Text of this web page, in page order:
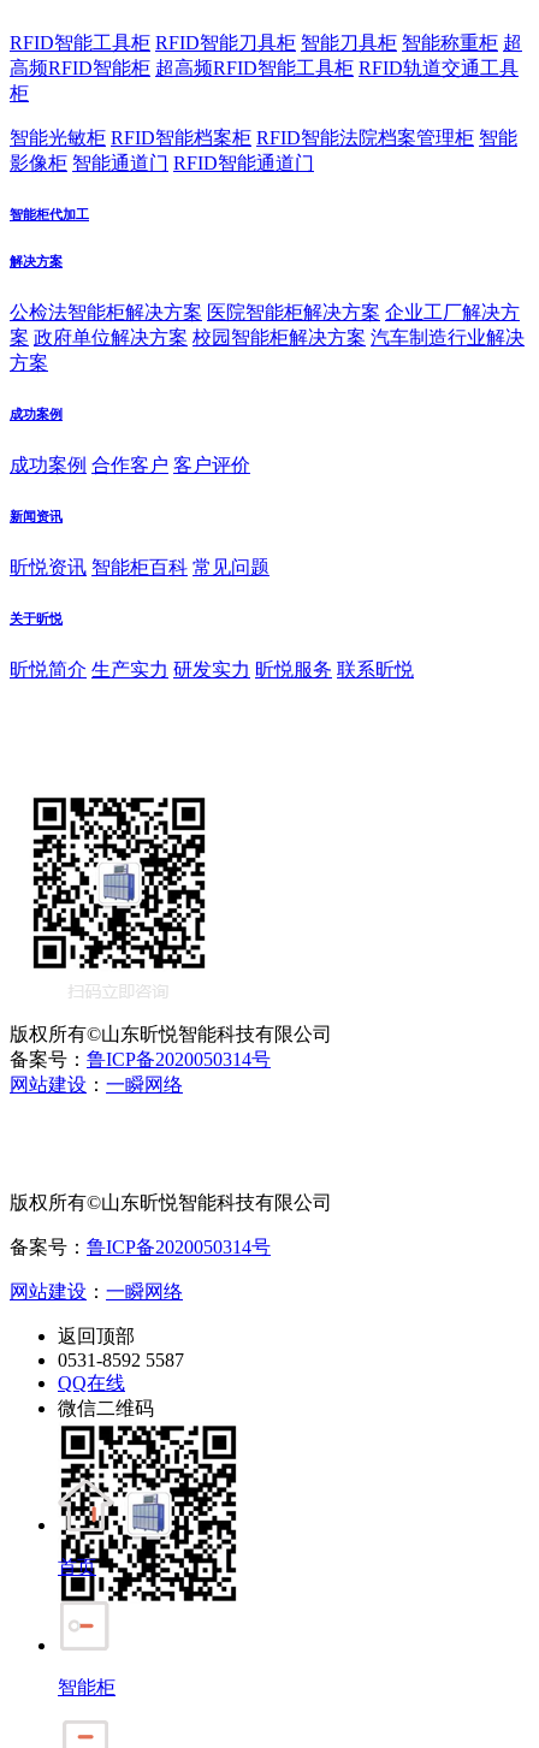
RFID智能工具柜 RFID智能刀具柜 智能刀具柜 智能称重柜 超
高频RFID智能柜 超高频RFID智能工具柜 RFID轨道交通工具
柜
智能光敏柜 RFID智能档案柜 RFID智能法院档案管理柜 智能
影像柜 智能通道门 RFID智能通道门
智能柜代加工
解决方案
公检法智能柜解决方案 医院智能柜解决方案 企业工厂解决方
案 政府单位解决方案 校园智能柜解决方案 汽车制造行业解决
方案
成功案例
成功案例 合作客户 客户评价
新闻资讯
昕悦资讯 智能柜百科 常见问题
关于昕悦
昕悦简介 生产实力 研发实力 昕悦服务 联系昕悦
版权所有©山东昕悦智能科技有限公司
备案号： 鲁ICP备2020050314号
网站建设 ： 一瞬网络
版权所有©山东昕悦智能科技有限公司
备案号： 鲁ICP备2020050314号
网站建设 ： 一瞬网络
返回顶部
0531-8592 5587
QQ在线
微信二维码
首页
智能柜